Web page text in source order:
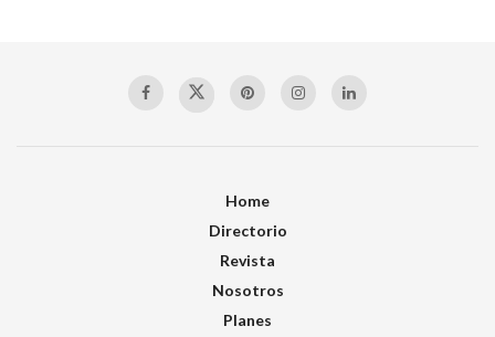
Home
Directorio
Revista
Nosotros
Planes